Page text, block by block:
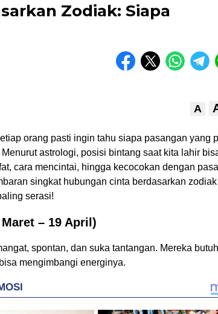
Zodiak: Siapa
A
orang pasti ingin tahu siapa pasangan yang
astrologi, posisi bintang saat kita lahir
cara mencintai, hingga kecocokan dengan
singkat hubungan cinta berdasarkan
serasi!
– 19 April)
spontan, dan suka tantangan. Mereka butuh
mengimbangi energinya.